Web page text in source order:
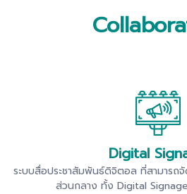
Digital
ระบบสื่อประชาสัมพันธ์ดิจิตอล ที่สามารถ
ส่วนกลาง ทั้ง Digital